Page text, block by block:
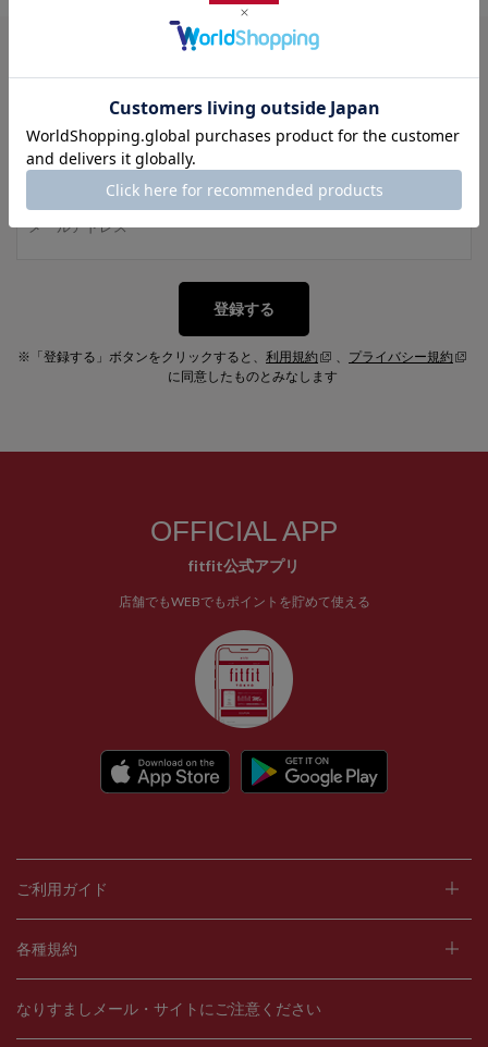
MAIL MAGAZINE
メルマガ登録
新入荷やセール情報をいちはやくお届けします。
登録する
※「登録する」ボタンをクリックすると、 利用規約
プライバシー規約
に同意したものとみなします
OFFICIAL APP
fitfit公式アプリ
店舗でもWEBでもポイントを貯めて使える
ご利用ガイド
各種規約
なりすましメール・サイトにご注意ください